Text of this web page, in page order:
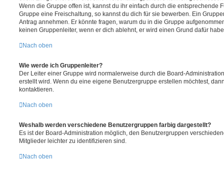
Wenn die Gruppe offen ist, kannst du ihr einfach durch die entsprechende
Gruppe eine Freischaltung, so kannst du dich für sie bewerben. Ein
Antrag annehmen. Er könnte fragen, warum du in die Gruppe
keinen Gruppenleiter, wenn er dich ablehnt, er wird einen Grund dafür
Nach oben
Wie werde ich Gruppenleiter?
Der Leiter einer Gruppe wird normalerweise durch die Board-
erstellt wird. Wenn du eine eigene Benutzergruppe erstellen möchtest,
kontaktieren.
Nach oben
Weshalb werden verschiedene Benutzergruppen farbig dargestellt?
Es ist der Board-Administration möglich, den Benutzergruppen
Mitglieder leichter zu identifizieren sind.
Nach oben